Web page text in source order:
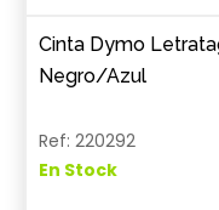
Cinta Dymo
Negro/Azul
Ref: 220292
En Stock